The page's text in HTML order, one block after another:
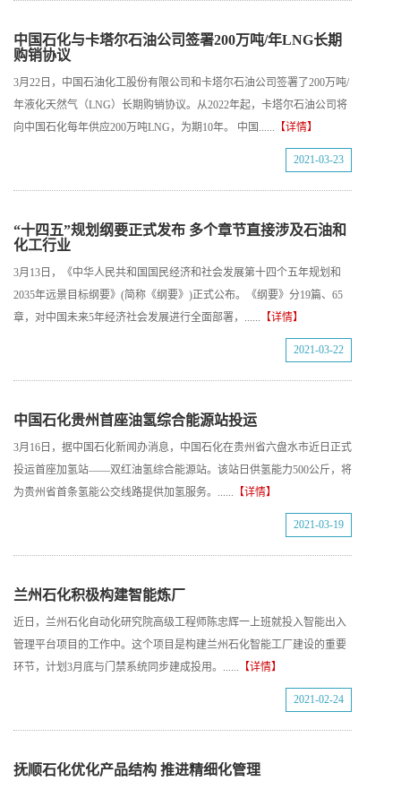
中国石化与卡塔尔石油公司签署200万吨/年LNG长期
购销协议
3月22日，中国石油化工股份有限公司和卡塔尔石油公司签署了200万吨/
年液化天然气（LNG）长期购销协议。从2022年起，卡塔尔石油公司将
向中国石化每年供应200万吨LNG，为期10年。 中国...... 【详情】
2021-03-23
“十四五”规划纲要正式发布 多个章节直接涉及石油和
化工行业
3月13日，《中华人民共和国国民经济和社会发展第十四个五年规划和
2035年远景目标纲要》(简称《纲要》)正式公布。《纲要》分19篇、65
章，对中国未来5年经济社会发展进行全面部署，...... 【详情】
2021-03-22
中国石化贵州首座油氢综合能源站投运
3月16日，据中国石化新闻办消息，中国石化在贵州省六盘水市近日正式
投运首座加氢站——双红油氢综合能源站。该站日供氢能力500公斤，将
为贵州省首条氢能公交线路提供加氢服务。...... 【详情】
2021-03-19
兰州石化积极构建智能炼厂
近日，兰州石化自动化研究院高级工程师陈忠辉一上班就投入智能出入
管理平台项目的工作中。这个项目是构建兰州石化智能工厂建设的重要
环节，计划3月底与门禁系统同步建成投用。...... 【详情】
2021-02-24
抚顺石化优化产品结构 推进精细化管理